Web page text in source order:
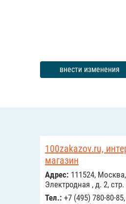
внести изменения
100zakazov.ru,
магазин
Адрес: 111524,
Электродная , д. 2, стр.
Тел.: +7 (495) 780-80-